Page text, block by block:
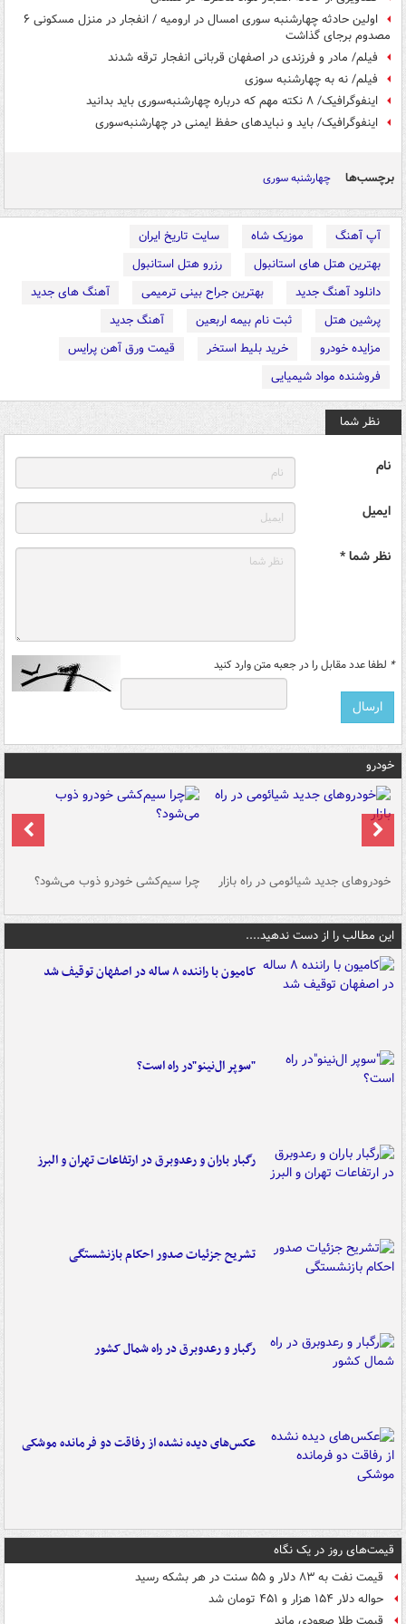
اولین حادثه چهارشنبه سوری امسال در ارومیه / انفجار در منزل مسکونی ۶
مصدوم برجای گذاشت
فیلم/ مادر و فرزندی در اصفهان قربانی انفجار ترقه شدند
فیلم/ نه به چهارشنبه سوزی
اینفوگرافیک/ ۸ نکته مهم که درباره چهارشنبه‌سوری باید بدانید
اینفوگرافیک/ باید و نبایدهای حفظ ایمنی در چهارشنبه‌سوری
برچسب‌ها چهارشنبه سوری
آپ آهنگ موزیک شاه
سایت تاریخ ایران
بهترین هتل های استانبول
رزرو هتل استانبول
دانلود آهنگ جدید
بهترین جراح بینی ترمیمی
آهنگ های جدید
پرشین هتل
ثبت نام بیمه اربعین
آهنگ جدید
مزایده خودرو
خرید بلیط استخر
قیمت ورق آهن پرایس
فروشنده مواد شیمیایی
نظر شما
نام
ایمیل
نظر شما *
* لطفا عدد مقابل را در جعبه متن وارد کنید
خودرو
خودروهای جدید شیائومی در راه بازار چرا سیم‌کشی خودرو ذوب می‌شود؟
این مطالب را از دست ندهید....
کامیون با راننده ۸ ساله در اصفهان توقیف شد
"سوپر ال‌نینو"در راه است؟
رگبار باران و رعدوبرق در ارتفاعات تهران و البرز
تشریح جزئیات صدور احکام بازنشستگی
رگبار و رعدوبرق در راه شمال کشور
عکس‌های دیده نشده از رفاقت دو فرمانده‌ موشکی
قیمت‌های روز در یک نگاه
قیمت نفت به ۸۳ دلار و ۵۵ سنت در هر بشکه رسید
حواله دلار ۱۵۴ هزار و ۴۵۱ تومان شد